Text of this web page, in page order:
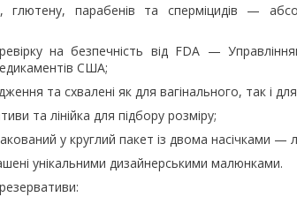
парабенів та сперміцидів —
на безпечність від FDA —
США;
та схвалені як для вагінального, так і
та лінійка для підбору розміру;
у круглий пакет із двома насічками —
унікальними дизайнерськими малюнками.